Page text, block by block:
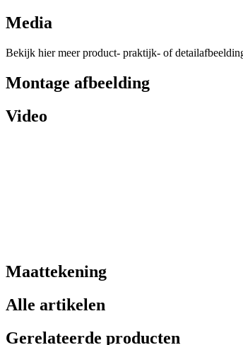
Media
Bekijk hier meer product- praktijk- of
Montage afbeelding
Video
Maattekening
Alle artikelen
Gerelateerde producten